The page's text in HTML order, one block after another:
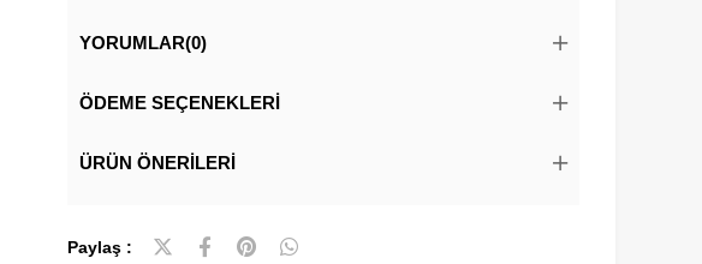
YORUMLAR(0)
ÖDEME SEÇENEKLERI
ÜRÜN ÖNERILERI
Paylaş :